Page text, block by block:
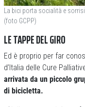
La bici porta socialità e
(foto GCPP)
LE TAPPE DEL GIRO
Ed è proprio per far
d’Italia delle Cure
arrivata da un piccolo
di bicicletta.